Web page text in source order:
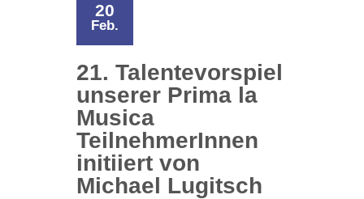
20
Feb.
21. Talentevorspiel
unserer Prima la
Musica
TeilnehmerInnen
initiiert von
Michael Lugitsch